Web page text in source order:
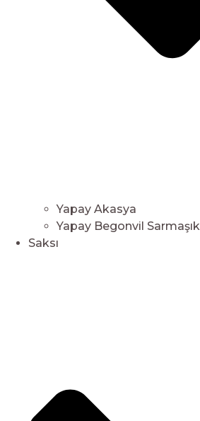
Yapay Akasya
Yapay Begonvil Sarmaşık
Saksı